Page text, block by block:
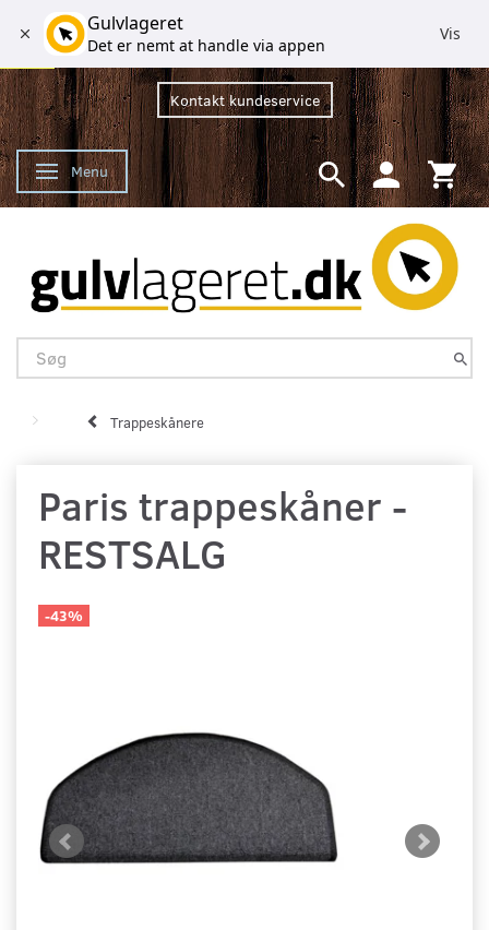
Kontakt kundeservice
Skifte navigation
Menu
Trappeskånere
Paris trappeskåner -
RESTSALG
-43%
Gulvlageret
Det er nemt at handle via appen
Vis